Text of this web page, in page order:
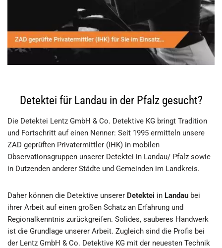
Detektei für Landau in der Pfalz gesucht?
Die Detektei Lentz GmbH & Co. Detektive KG bringt Tradition
und Fortschritt auf einen Nenner: Seit 1995 ermitteln unsere
ZAD geprüften Privatermittler (IHK) in mobilen
Observationsgruppen unserer Detektei in Landau/ Pfalz sowie
in Dutzenden anderer Städte und Gemeinden im Landkreis.
Daher können die Detektive unserer Detektei in Landau bei
ihrer Arbeit auf einen großen Schatz an Erfahrung und
Regionalkenntnis zurückgreifen. Solides, sauberes Handwerk
ist die Grundlage unserer Arbeit. Zugleich sind die Profis bei
der Lentz GmbH & Co. Detektive KG mit der neuesten Technik